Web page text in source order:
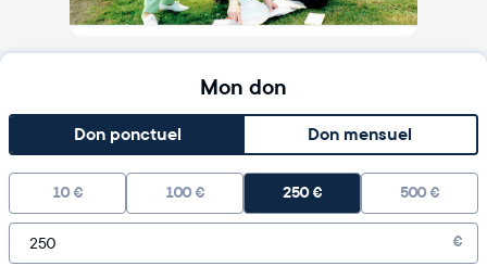
Mon don
Don ponctuel Don mensuel
10 € 100 € 250€ 500 €
€